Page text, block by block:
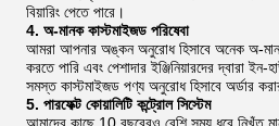
বিয়ারিং পেতে পারে।
4. অ-মানক কাস্টমাইজড পরিষেবা
আমরা আপনার অঙ্কন অনুরোধ হিসাবে অনেক অ-মানক
করতে পারি এবং পেশাদার ইঞ্জিনিয়ারদের দ্বারা
সমস্ত কাস্টমাইজড পণ্য অনুরোধ হিসাবে অর্ডার
5. পারফেক্ট কোয়ালিটি কন্ট্রোল সিস্টেম